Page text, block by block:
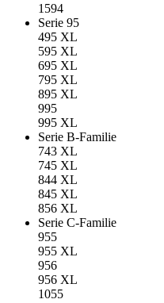
1594
Serie 95
495 XL
595 XL
695 XL
795 XL
895 XL
995
995 XL
Serie B-Familie
743 XL
745 XL
844 XL
845 XL
856 XL
Serie C-Familie
955
955 XL
956
956 XL
1055